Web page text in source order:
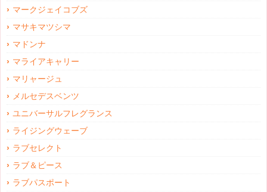
マークジェイコブズ
マサキマツシマ
マドンナ
マライアキャリー
マリャージュ
メルセデスベンツ
ユニバーサルフレグランス
ライジングウェーブ
ラブセレクト
ラブ＆ピース
ラブパスポート